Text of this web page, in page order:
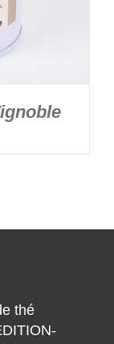
thé